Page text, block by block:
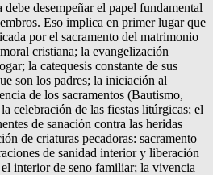
desempeñar el papel fundamental
Eso implica en primer lugar que
por el sacramento del matrimonio
cristiana; la evangelización
la catequesis constante de sus
son los padres; la iniciación al
de los sacramentos (Bautismo,
celebración de las fiestas litúrgicas; el
de sanación contra las heridas
de criaturas pecadoras: sacramento
de sanidad interior y liberación
interior de seno familiar; la vivencia